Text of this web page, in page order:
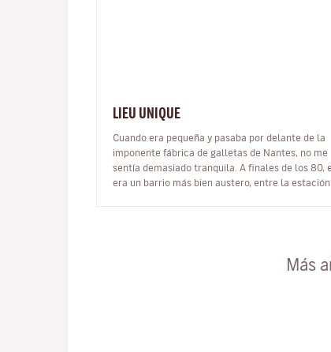
LIEU UNIQUE
Cuando era pequeña y pasaba por delante de la
imponente fábrica de galletas de Nantes, no me
sentía demasiado tranquila. A finales de los 80,
era un barrio más bien austero, entre la estación
Más